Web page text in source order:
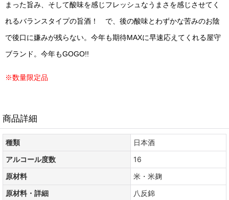
まった旨み、そして酸味を感じフレッシュなうまさを感じさせてく
れるバランスタイプの旨酒！ で、後の酸味とわずかな苦みのお陰
で後口に嫌みが残らない。今年も期待MAXに早速応えてくれる屋守
ブランド。今年もGOGO!!
※数量限定品
商品詳細
種類
日本酒
アルコール度数
16
原材料
米・米麹
原材料・詳細
八反錦